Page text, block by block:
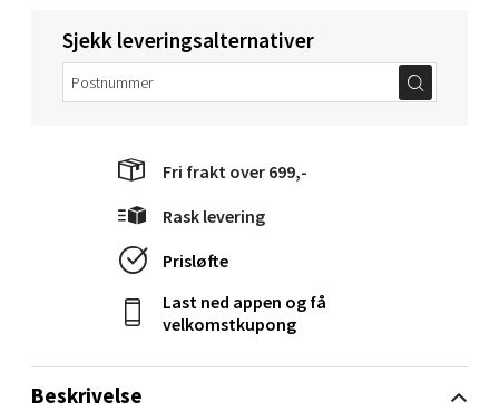
Beskrivelse
Sjekk leveringsalternativer
Fri frakt over 699,-
Rask levering
Prisløfte
Last ned appen og få
velkomstkupong
Molde - Moldetorget
Torget 1, 6413 Molde
Åpent i dag 10-20
0 i butikk